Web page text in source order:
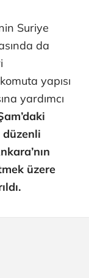
Suriye
da
yapısı
yardımcı
düzenli
üzere